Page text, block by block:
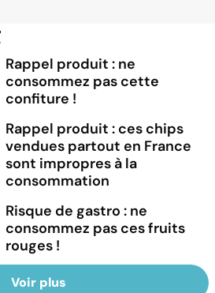
Rappel produit : ne
consommez pas cette
confiture !
Rappel produit : ces chips
vendues partout en France
sont impropres à la
consommation
Risque de gastro : ne
consommez pas ces fruits
rouges !
Voir plus